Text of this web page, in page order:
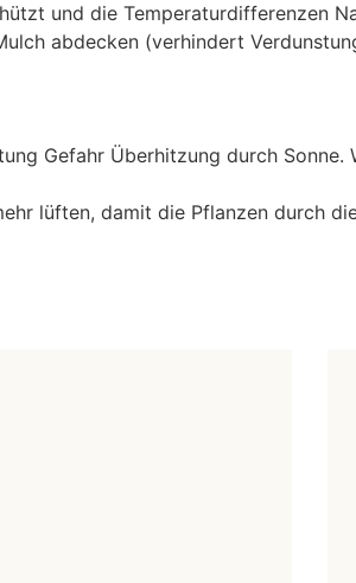
und die Temperaturdifferenzen
abdecken (verhindert
Gefahr Überhitzung durch
lüften, damit die Pflanzen durch